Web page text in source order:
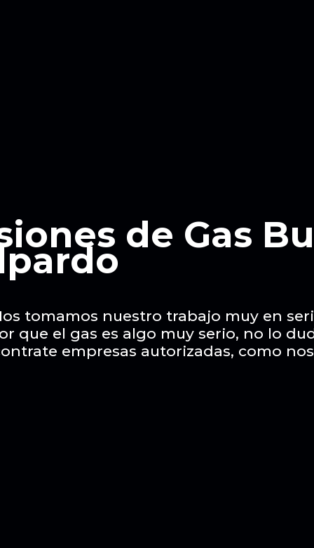
de Gas
tomamos nuestro trabajo muy en
que el gas es algo muy serio, no lo
empresas autorizadas, como